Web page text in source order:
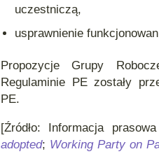
uczestniczą,
usprawnienie
Propozycje Grupy
Regulaminie PE zostały
PE.
[Źródło: Informacja
adopted; Working Party on